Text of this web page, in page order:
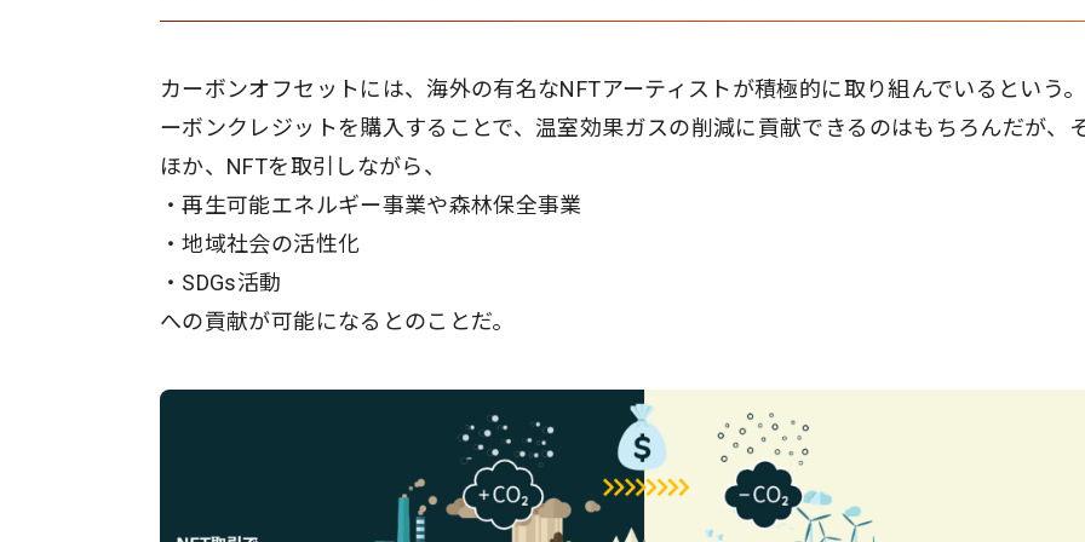
カーボンオフセットには、海外の有名なNFTアーティストが積極的に取り組んでいるという
ーボンクレジットを購入することで、温室効果ガスの削減に貢献できるのはもちろんだが、
ほか、NFTを取引しながら、
・再生可能エネルギー事業や森林保全事業
・地域社会の活性化
・SDGs活動
への貢献が可能になるとのことだ。